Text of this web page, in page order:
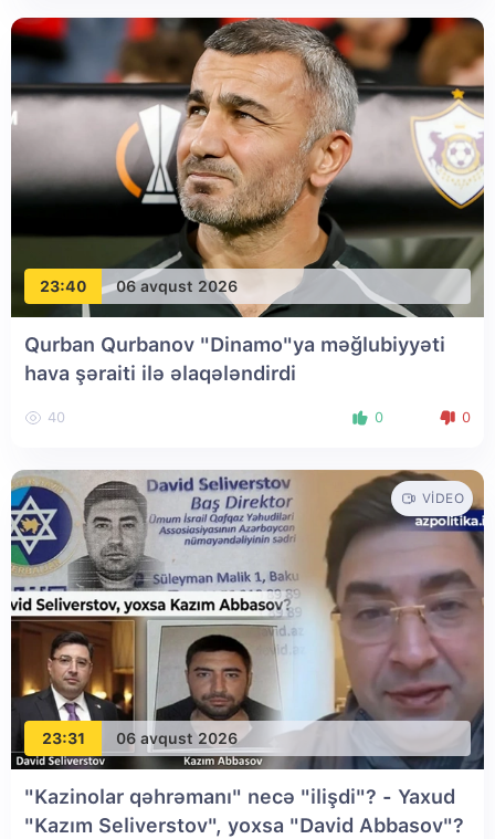
23:40 06 avqust 2026
Qurban Qurbanov "Dinamo"ya məğlubiyyəti
hava şəraiti ilə əlaqələndirdi
40 0 0
23:31 06 avqust 2026
VIDEO
"Kazinolar qəhrəmanı" necə "ilişdi"? - Yaxud
"Kazım Seliverstov", yoxsa "David Abbasov"?